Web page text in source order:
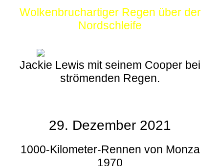
Wolkenbruchartiger Regen über der
Nordschleife
Jackie Lewis mit seinem Cooper bei
strömenden Regen.
29. Dezember 2021
1000-Kilometer-Rennen von Monza
1970